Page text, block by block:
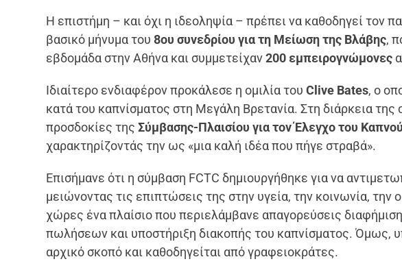
Η επιστήμη – και όχι η ιδεοληψία – πρέπει να καθοδηγεί τον
βασικό μήνυμα του8ου συνεδρίου για τη Μείωση της Βλάβης,
εβδομάδα στην Αθήνα και συμμετείχαν200 εμπειρογνώμονες
Ιδιαίτερο ενδιαφέρον προκάλεσε η ομιλία τουClive Bates, ο
κατά του καπνίσματος στη Μεγάλη Βρετανία. Στη διάρκεια της
προσδοκίες τηςΣύμβασης-Πλαισίου για τον Έλεγχο του Καπνού
χαρακτηρίζοντάς την ως «μια καλή ιδέα που πήγε στραβά».
Επισήμανε ότι η σύμβαση FCTC δημιουργήθηκε για να
μειώνοντας τις επιπτώσεις της στην υγεία, την κοινωνία, την
χώρες ένα πλαίσιο που περιελάμβανε απαγορεύσεις
πωλήσεων και υποστήριξη διακοπής του καπνίσματος. Όμως,
αρχικό σκοπό και καθοδηγείται από γραφειοκράτες.